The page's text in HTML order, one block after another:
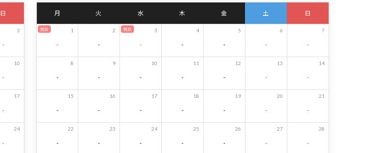
日
3
-
10
-
17
-
24
-
月 火 水 木 金 土 日
祝日 1
-
2
-
祝日 3
-
4
-
5
-
6
-
7
-
8
-
9
-
10
-
11
-
12
-
13
-
14
-
15
-
16
-
17
-
18
-
19
-
20
-
21
-
22
-
23
-
24
-
25
-
26
-
27
-
28
-